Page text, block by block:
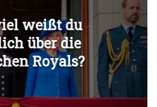
Überspringen